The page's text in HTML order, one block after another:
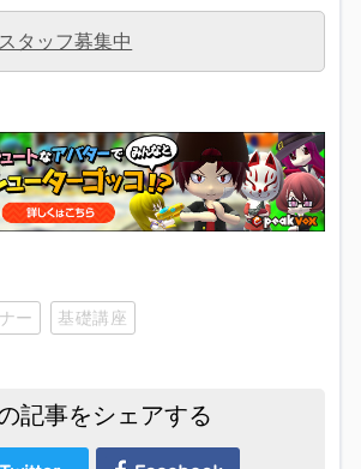
タッフ募集中
ー 基礎講座
記事をシェアする